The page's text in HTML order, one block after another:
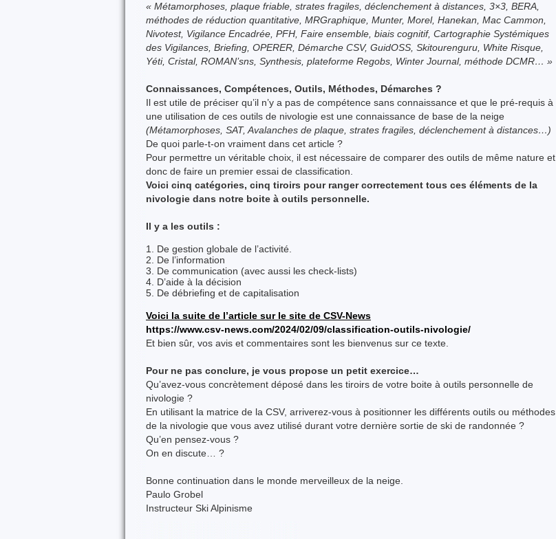
« Métamorphoses, plaque friable, strates fragiles, déclenchement à distances, 3×3, BERA,
méthodes de réduction quantitative, MRGraphique, Munter, Morel, Hanekan, Mac Cammon,
Nivotest, Vigilance Encadrée, PFH, Faire ensemble, biais cognitif, Cartographie Systémiques
des Vigilances, Briefing, OPERER, Démarche CSV, GuidOSS, Skitourenguru, White Risque,
Yéti, Cristal, ROMAN’sns, Synthesis, plateforme Regobs, Winter Journal, méthode DCMR… »
Connaissances, Compétences, Outils, Méthodes, Démarches ?
Il est utile de préciser qu’il n’y a pas de compétence sans connaissance et que le pré-requis à
une utilisation de ces outils de nivologie est une connaissance de base de la neige
(Métamorphoses, SAT, Avalanches de plaque, strates fragiles, déclenchement à distances…)
De quoi parle-t-on vraiment dans cet article ?
Pour permettre un véritable choix, il est nécessaire de comparer des outils de même nature et
donc de faire un premier essai de classification.
Voici cinq catégories, cinq tiroirs pour ranger correctement tous ces éléments de la
nivologie dans notre boite à outils personnelle.
Il y a les outils :
De gestion globale de l’activité.
De l’information
De communication (avec aussi les check-lists)
D’aide à la décision
De débriefing et de capitalisation
Voici la suite de l’article sur le site de CSV-News
https://www.csv-news.com/2024/02/09/classification-outils-nivologie/
Et bien sûr, vos avis et commentaires sont les bienvenus sur ce texte.
Pour ne pas conclure, je vous propose un petit exercice…
Qu’avez-vous concrètement déposé dans les tiroirs de votre boite à outils personnelle de
nivologie ?
En utilisant la matrice de la CSV, arriverez-vous à positionner les différents outils ou méthodes
de la nivologie que vous avez utilisé durant votre dernière sortie de ski de randonnée ?
Qu’en pensez-vous ?
On en discute… ?
Bonne continuation dans le monde merveilleux de la neige.
Paulo Grobel
Instructeur Ski Alpinisme